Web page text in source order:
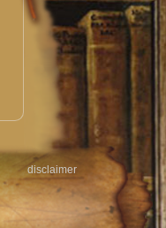
disclaimer